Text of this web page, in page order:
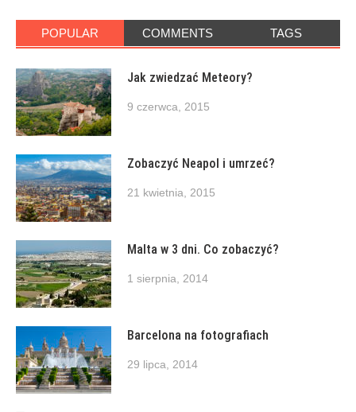
POPULAR COMMENTS TAGS
Jak zwiedzać Meteory?
9 czerwca, 2015
Zobaczyć Neapol i umrzeć?
21 kwietnia, 2015
Malta w 3 dni. Co zobaczyć?
1 sierpnia, 2014
Barcelona na fotografiach
29 lipca, 2014